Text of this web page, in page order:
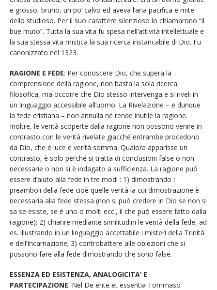
e grosso, bruno, un po’ calvo ed aveva l’aria pacifica e mite
dello studioso. Per il suo carattere silenzioso lo chiamarono “il
bue muto”. Tutta la sua vita fu spesa nell’attività intellettuale e
la sua stessa vita mistica la sua ricerca instancabile di Dio. Fu
canonizzato nel 1323.
RAGIONE E FEDE: Per conoscere Dio, che supera la
comprensione della ragione, non basta la sola ricerca
filosofica, ma occorre che Dio stesso intervenga e si riveli in
un linguaggio accessibile all’uomo. La Rivelazione – e dunque
la fede cristiana – non annulla né rende inutile la ragione.
Inoltre, le verità scoperte dalla ragione non possono venire in
contrasto con le verità rivelate giacché entrambe procedono
da Dio, che è luce e verità somma. Qualora apparisse un
contrasto, è solo perché si tratta di conclusioni false o non
necessarie o non si è indagato a sufficienza. La ragione può
essere d’aiuto alla fede in tre modi : 1) dimostrando i
preamboli della fede cioè quelle verità la cui dimostrazione è
necessaria alla fede stessa (non si può credere in Dio se non si
sa se esiste, se è uno o molti ecc., il che può essere fatto dalla
ragione); 2) chiarire mediante similitudini le verità della fede, ad
es. illustrando in un linguaggio accettabile i misteri della Trinità
e dell’Incarnazione; 3) controbattere alle obiezioni che si
possono fare alla fede dimostrando che sono false.
ESSENZA ED ESISTENZA, ANALOGICITA’ E
PARTECIPAZIONE: Nel De ente et essentia Tommaso